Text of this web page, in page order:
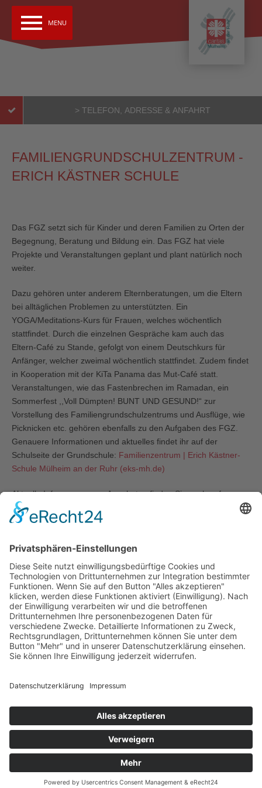
menu MENU
> TELEFON, ADRESSE & ANFAHRT
Tuğçe Gezici
FAMILIENGRUNDSCHULZENTRUM -
ERICH KÄSTNER SCHULE
Das FGZ setzt sich für Kinder und deren Familien zu Orten der
Begegnung, Beratung und Bildung ein. Das FGZ hat viele
Projekte und Veranstaltungen geplant und plant natürlich noch
weiter.
Dazu gehören unter anderem Elternberatungen, um die Eltern
bei alltäglichen Problemen zu unterstützten. Ein
YOGA/Meditations-Kurs für Frauen, welches wöchentlich
stattfindet. Durch die einzelnen Gespräche kam auch das
Eltern-Café zu Stande, gefolgt von einem Deutschkurs für
Anfänger, welcher zweimal wöchentlich stattfindet. Zudem findet
in Kooperation mit der KiTa Panama das Mut-Café statt.
Veranstaltungen, wie das Fastenbrechen im Ramadan, ein
Sommerfest ,,Voll Dümpten! BUNT UND GESUND!“ zur
Vorstellung des Familiengrundschulzentrums und Ausflüge, wie
Picknicken etc. gehören ebenfalls zu den Aufgaben des FGZ.
Genauere Informationen und aktuelles findet ihr auf der
Schulseite der Grundschule: Familienzentrum | Erich Kästner-
Schule Mülheim an der Ruhr (eks-mh.de)
Aktuelle Infos zu unseren Angeboten finden Sie auch auf
unserer Taskcard:
https://www.taskcards.de/#/board/e4e65ec6-
ac08-4b26-8589-8ff759bdd0e9
//DATENSCHUTZ//MELDESYSTEM